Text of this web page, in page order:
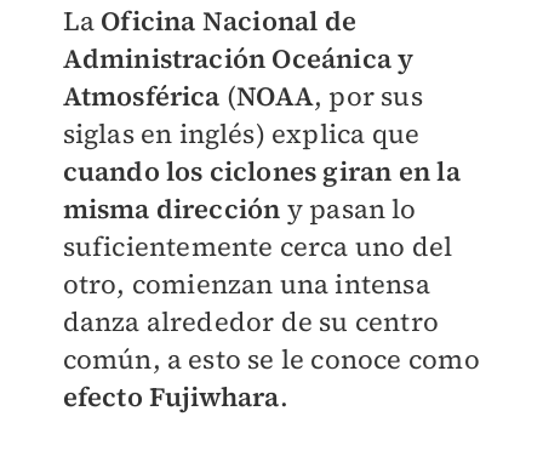
La Oficina Nacional de
Administración Oceánica y
Atmosférica (NOAA, por sus
siglas en inglés) explica que
cuando los ciclones giran en la
misma dirección y pasan lo
suficientemente cerca uno del
otro, comienzan una intensa
danza alrededor de su centro
común, a esto se le conoce como
efecto Fujiwhara.